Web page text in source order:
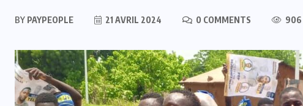
BY PAYPEOPLE 21 AVRIL 2024 0 COMMENTS 906